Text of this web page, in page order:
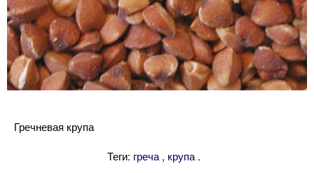
Гречневая крупа
Теги: греча, крупа.